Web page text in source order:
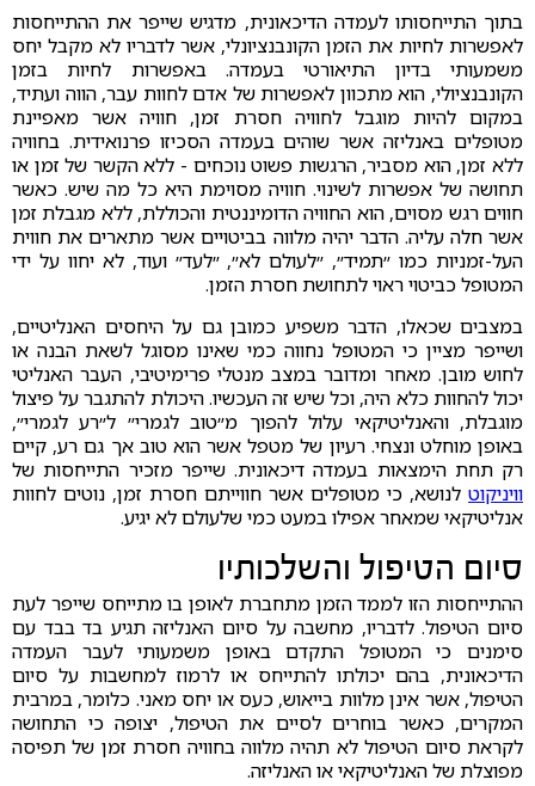
בתוך התייחסותו לעמדה הדיכאונית, מדגיש שייפר את ההתייחסות
לאפשרות לחיות את הזמן הקונבנציונלי, אשר לדבריו לא מקבל יחס
משמעותי בדיון התיאורטי בעמדה. באפשרות לחיות בזמן
הקונבנציולי, הוא מתכוון לאפשרות של אדם לחוות עבר, הווה ועתיד,
במקום להיות מוגבל לחוויה חסרת זמן, חוויה אשר מאפיינת
מטופלים באנליזה אשר שוהים בעמדה הסכיזו פרנואידית. בחוויה
ללא זמן, הוא מסביר, הרגשות פשוט נוכחים - ללא הקשר של זמן או
תחושה של אפשרות לשינוי. חוויה מסוימת היא כל מה שיש. כאשר
חווים רגש מסוים, הוא החוויה הדומיננטית והכוללת, ללא מגבלת זמן
אשר חלה עליה. הדבר יהיה מלווה בביטויים אשר מתארים את חווית
העל-זמניות כמו ״תמיד״, ״לעולם לא״, ״לעד״ ועוד, לא יחוו על ידי
המטופל כביטוי ראוי לתחושת חסרת הזמן.
במצבים שכאלו, הדבר משפיע כמובן גם על היחסים האנליטיים,
ושייפר מציין כי המטופל נחווה כמי שאינו מסוגל לשאת הבנה או
לחוש מובן. מאחר ומדובר במצב מנטלי פרימיטיבי, העבר האנליטי
יכול להחוות כלא היה, וכל שיש זה העכשיו. היכולת להתגבר על פיצול
מוגבלת, והאנליטיקאי עלול להפוך מ״טוב לגמרי״ ל״רע לגמרי״,
באופן מוחלט ונצחי. רעיון של מטפל אשר הוא טוב אך גם רע, קיים
רק תחת הימצאות בעמדה דיכאונית. שייפר מזכיר התייחסות של
וויניקוט לנושא, כי מטופלים אשר חווייתם חסרת זמן, נוטים לחוות
אנליטיקאי שמאחר אפילו במעט כמי שלעולם לא יגיע.
סיום הטיפול והשלכותיו
ההתייחסות הזו לממד הזמן מתחברת לאופן בו מתייחס שייפר לעת
סיום הטיפול. לדבריו, מחשבה על סיום האנליזה תגיע בד בבד עם
סימנים כי המטופל התקדם באופן משמעותי לעבר העמדה
הדיכאונית, בהם יכולתו להתייחס או לרמוז למחשבות על סיום
הטיפול, אשר אינן מלוות בייאוש, כעס או יחס מאני. כלומר, במרבית
המקרים, כאשר בוחרים לסיים את הטיפול, יצופה כי התחושה
לקראת סיום הטיפול לא תהיה מלווה בחוויה חסרת זמן של תפיסה
מפוצלת של האנליטיקאי או האנליזה.